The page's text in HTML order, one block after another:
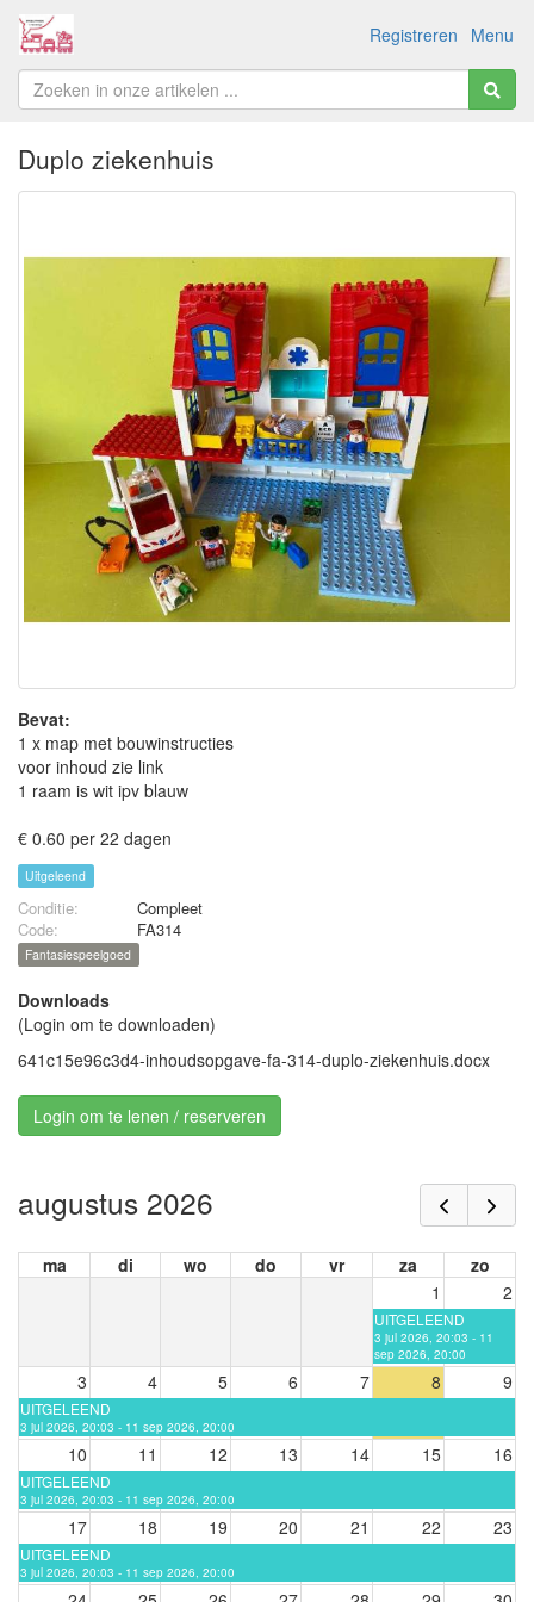
Menu
Registreren
Duplo ziekenhuis
Bevat:
1 x map met bouwinstructies
voor inhoud zie link
1 raam is wit ipv blauw
€ 0.60 per 22 dagen
Uitgeleend
Conditie:
Compleet
Code:
FA314
Fantasiespeelgoed
Downloads
(Login om te downloaden)
641c15e96c3d4-inhoudsopgave-fa-314-duplo-ziekenhuis.docx
Login om te lenen / reserveren
augustus 2026
ma di wo do vr za
zo
1
2
UITGELEEND
3 jul 2026, 20:03 - 11
sep 2026, 20:00
3 4 5 6 7 8 9
UITGELEEND
3 jul 2026, 20:03 - 11 sep 2026, 20:00
10 11 12 13 14 15 16
UITGELEEND
3 jul 2026, 20:03 - 11 sep 2026, 20:00
17 18 19 20 21 22 23
UITGELEEND
3 jul 2026, 20:03 - 11 sep 2026, 20:00